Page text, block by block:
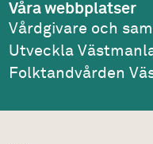
Våra webbplatser
Vårdgivare och
Utveckla
Folktandvården